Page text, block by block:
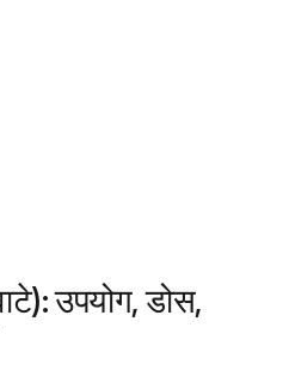
उपयोग, डोस,